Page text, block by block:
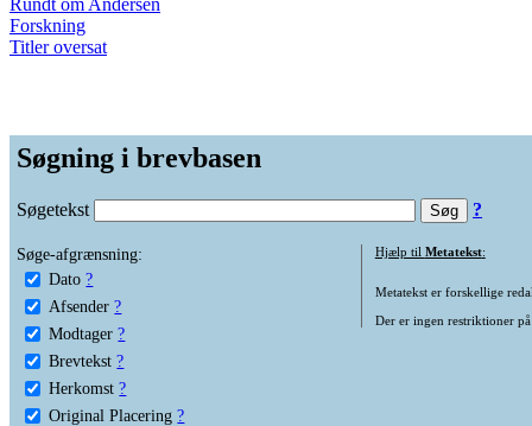
Forskning
Titler oversat
Søgning i brevbasen
Søgetekst ?
Søge-afgrænsning:
Dato ?
Afsender ?
Modtager ?
Brevtekst ?
Herkomst ?
Original Placering ?
Hjælp til Metatekst:
Metatekst er forskellige
Der er ingen restriktioner